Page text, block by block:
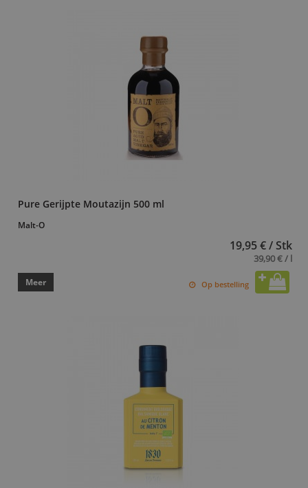
Pure Gerijpte Moutazijn 500 ml
Malt-O
19,95 € / Stk
39,90 € / l
Meer Op bestelling